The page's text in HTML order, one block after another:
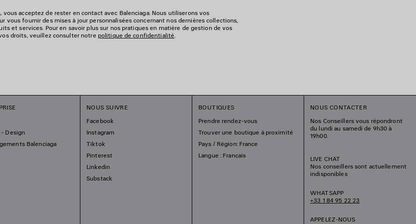
vous acceptez de rester en contact avec Balenciaga. Nous utiliserons vos
vous fournir des mises à jour personnalisées concernant nos dernières collections,
et services. Pour en savoir plus sur nos pratiques en matière de gestion de vos
droits, veuillez consulter notre politique de confidentialité.
- Design
Balenciaga
NOUS SUIVRE
Facebook
Instagram
Tiktok
Pinterest
Linkedin
Substack
BOUTIQUES
Prendre rendez-vous
Trouver une boutique à proximité
Pays / Région: France
Langue : Français
NOUS CONTACTER
Nos Conseillers vous répondront
du lundi au samedi de 9h30 à
19h00.
LIVE CHAT
Nos conseillers sont actuellement
indisponibles
WHATSAPP
+33 1 84 95 22 23
APPELEZ-NOUS